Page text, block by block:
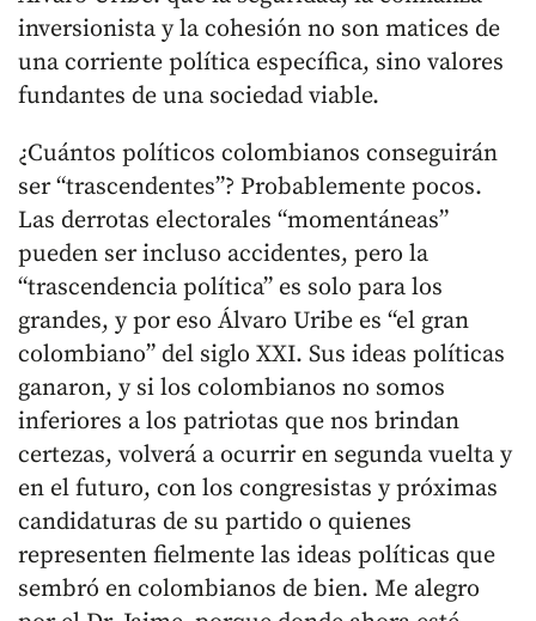
inversionista y la cohesión no son matices de
una corriente política específica, sino valores
fundantes de una sociedad viable.
¿Cuántos políticos colombianos conseguirán
ser “trascendentes”? Probablemente pocos.
Las derrotas electorales “momentáneas”
pueden ser incluso accidentes, pero la
“trascendencia política” es solo para los
grandes, y por eso Álvaro Uribe es “el gran
colombiano” del siglo XXI. Sus ideas políticas
ganaron, y si los colombianos no somos
inferiores a los patriotas que nos brindan
certezas, volverá a ocurrir en segunda vuelta y
en el futuro, con los congresistas y próximas
candidaturas de su partido o quienes
representen fielmente las ideas políticas que
sembró en colombianos de bien. Me alegro